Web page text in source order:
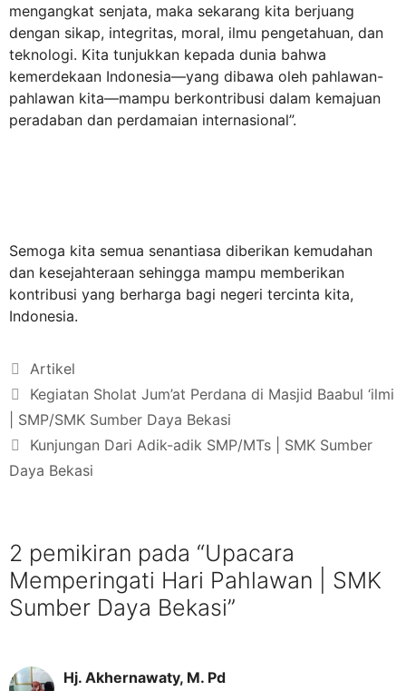
mengangkat senjata, maka sekarang kita berjuang
dengan sikap, integritas, moral, ilmu pengetahuan, dan
teknologi. Kita tunjukkan kepada dunia bahwa
kemerdekaan Indonesia—yang dibawa oleh pahlawan-
pahlawan kita—mampu berkontribusi dalam kemajuan
peradaban dan perdamaian internasional”.
Semoga kita semua senantiasa diberikan kemudahan
dan kesejahteraan sehingga mampu memberikan
kontribusi yang berharga bagi negeri tercinta kita,
Indonesia.
Artikel
Kegiatan Sholat Jum’at Perdana di Masjid Baabul ‘ilmi
| SMP/SMK Sumber Daya Bekasi
Kunjungan Dari Adik-adik SMP/MTs | SMK Sumber
Daya Bekasi
2 pemikiran pada “Upacara
Memperingati Hari Pahlawan | SMK
Sumber Daya Bekasi”
Hj. Akhernawaty, M. Pd